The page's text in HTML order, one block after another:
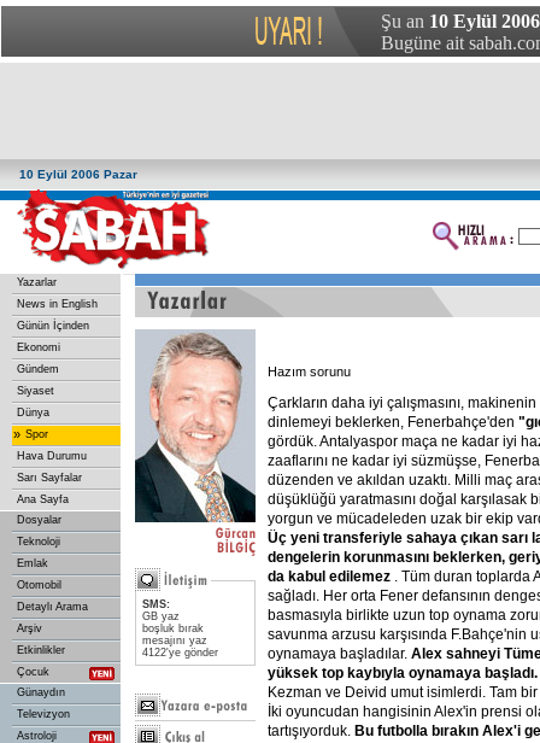
Şu an 10 Eylül
Bugüne ait
10 Eylül 2006 Pazar
Yazarlar
News in English
Günün İçinden
Ekonomi
Gündem
Siyaset
Dünya
» Spor
Hava Durumu
Sarı Sayfalar
Ana Sayfa
Dosyalar
Teknoloji
Emlak
Otomobil
Detaylı Arama
Arşiv
Etkinlikler
Çocuk
Günaydın
Televizyon
Astroloji
SMS:
GB yaz
boşluk bırak
mesajını yaz
4122'ye gönder
Hazım sorunu
Çarkların daha iyi çalışmasını,
dinlemeyi beklerken, Fenerbahçe'den
gördük. Antalyaspor maça ne kadar iyi
zaaflarını ne kadar iyi süzmüşse,
düzenden ve akıldan uzaktı. Milli maç
düşüklüğü yaratmasını doğal karşılasak
yorgun ve mücadeleden uzak bir ekip
Üç yeni transferiyle sahaya çıkan sarı
dengelerin korunmasını beklerken,
da kabul edilemez . Tüm duran toplarda
sağladı. Her orta Fener defansının
basmasıyla birlikte uzun top oynama
savunma arzusu karşısında F.Bahçe'nin
oynamaya başladılar. Alex sahneyi
yüksek top kaybıyla oynamaya başladı.
Kezman ve Deivid umut isimlerdi. Tam bir
İki oyuncudan hangisinin Alex'in prensi
tartışıyorduk. Bu futbolla bırakın Alex'i